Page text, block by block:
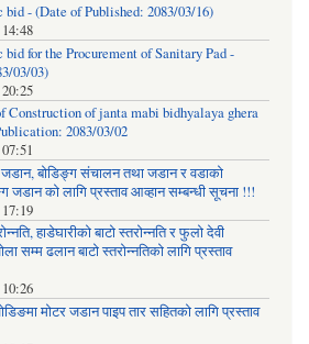
- (Date of Published: 2083/03/16)
for the Procurement of Sanitary Pad -
03/03)
of janta mabi bidhyalaya ghera
2083/03/02
जडान, बोडिङ्ग संचालन तथा जडान र वडाको
को लागि प्रस्ताव आव्हान सम्बन्धी सूचना !!!
हाडेघारीको बाटो स्तरोन्नति र फुलो देवी
सम्म ढलान बाटो स्तरोन्नतिको लागि प्रस्ताव
मोटर जडान पाइप तार सहितको लागि प्रस्ताव